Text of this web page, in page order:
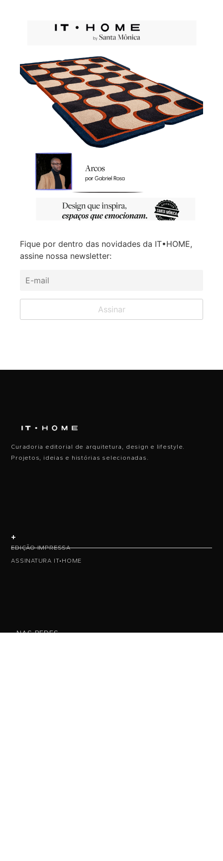
Fique por dentro das novidades da IT•HOME,
assine nossa newsletter:
Curadoria editorial de arquitetura, design e lifestyle.
Projetos, ideias e histórias selecionadas.
+
EDIÇÃO IMPRESSA
ASSINATURA IT•HOME
• NAS REDES •